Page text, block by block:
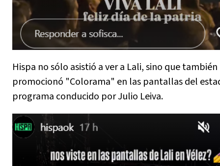
Hispa no sólo asistió a ver a Lali, sino que también
promocionó "Colorama" en las pantallas del
programa conducido por Julio Leiva.